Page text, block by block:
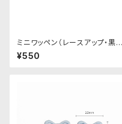
ミニワッペン（レースアップ・黒・
２個セット）
¥550